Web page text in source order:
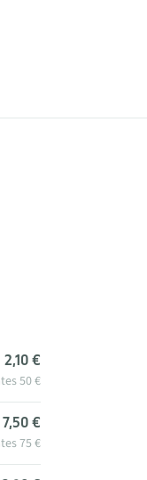
2,10 €
50 €
7,50 €
75 €